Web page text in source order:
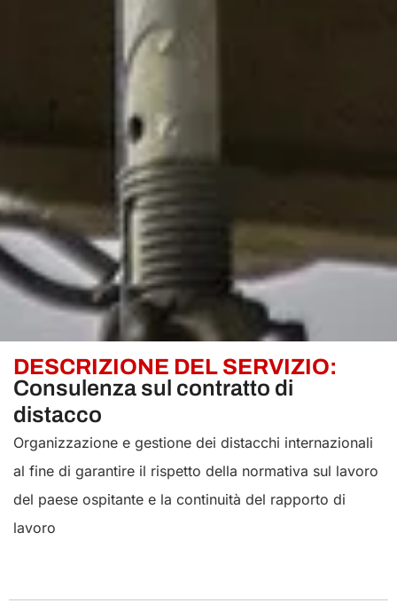
DESCRIZIONE DEL SERVIZIO:
Consulenza sul contratto di
distacco
Organizzazione e gestione dei distacchi internazionali
al fine di garantire il rispetto della normativa sul lavoro
del paese ospitante e la continuità del rapporto di
lavoro